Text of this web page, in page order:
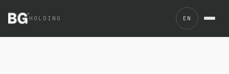
HOLDING EN
Synova, la empresa de tecnología del holding